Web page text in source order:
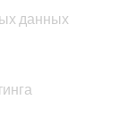
данных